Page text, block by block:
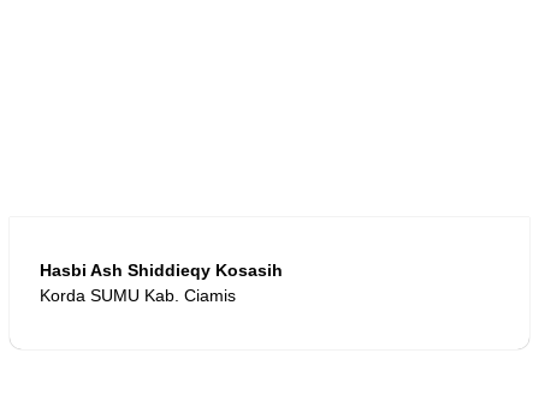
Hasbi Ash Shiddieqy Kosasih
Korda SUMU Kab. Ciamis